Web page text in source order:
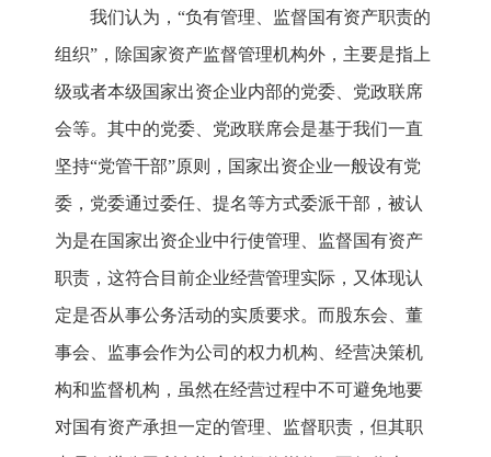
我们认为，“负有管理、监督国有资产职责的
组织”，除国家资产监督管理机构外，主要是指上
级或者本级国家出资企业内部的党委、党政联席
会等。其中的党委、党政联席会是基于我们一直
坚持“党管干部”原则，国家出资企业一般设有党
委，党委通过委任、提名等方式委派干部，被认
为是在国家出资企业中行使管理、监督国有资产
职责，这符合目前企业经营管理实际，又体现认
定是否从事公务活动的实质要求。而股东会、董
事会、监事会作为公司的权力机构、经营决策机
构和监督机构，虽然在经营过程中不可避免地要
对国有资产承担一定的管理、监督职责，但其职